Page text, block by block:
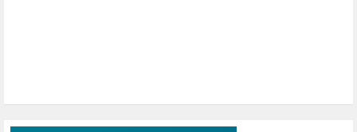
PUERTO DE VALENCIA (1)
RACISMO (1)